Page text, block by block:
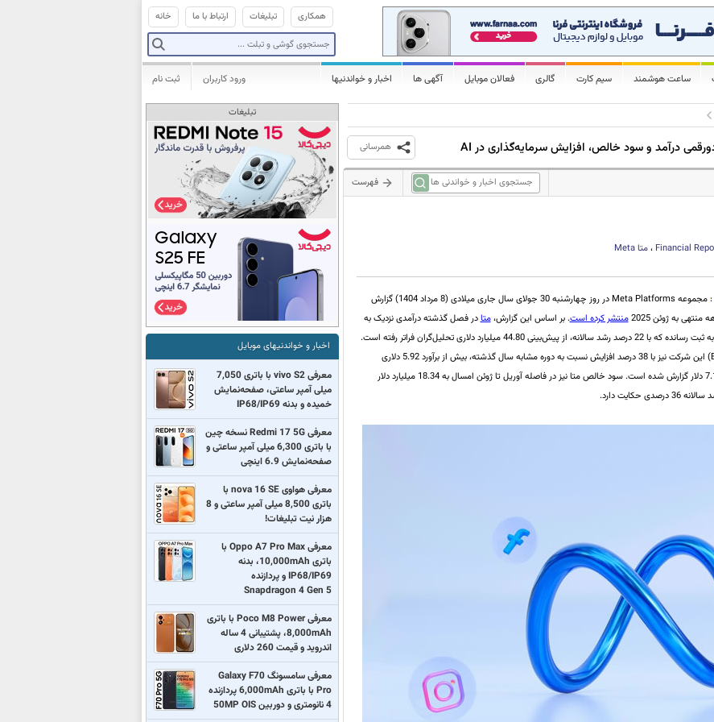
خانه ارتباط با ما تبلیغات همکاری
ساعت هوشمند سیم کارت گالری فعالان موبایل آگهی ها اخبار و خواندنیها ثبت نام ورود کاربران
همرسانی
فهرست
Financial ،متاMeta
: مجموعه Meta Platforms در روز چهارشنبه 30 جولای سال جاری میلادی (8 مرداد 1404) گزارش
به ژوئن 2025
منتشر کرده است. بر اساس این گزارش،متادر فصل گذشته درآمدی نزدیک به
47.52 میلیارد دلار را به ثبت رسانده که با 22 درصد رشد سالانه، از پیش‌بینی 44.80 میلیارد دلاری تحلیل‌گران فراتر رفته است.
عایدی هر سهم (EPS) این شرکت نیز با 38 درصد افزایش نسبت به دوره مشابه سال گذشته، بیش از برآورد 5.92 دلاری
کارشناسان بوده و 7.14 دلار گزارش شده است. سود خالص متا نیز در فاصله آوریل تا ژوئن امسال به 18.34 میلیارد دلار
حکایت دارد.
تبلیغات
اخبار و خواندنیهای موبایل
معرفی vivo S2 با باتری 7,050
میلی آمپر ساعتی، صفحه‌نمایش
خمیده و بدنه IP68/IP69
معرفی Redmi 17 5G نسخه چین
با باتری 6,300 میلی آمپر ساعتی و
صفحه‌نمایش 6.9 اینچی
معرفی هواوی nova 16 SE با
باتری 8,500 میلی آمپر ساعتی و 8
هزار نیت تبلیغات!
معرفی Oppo A7 Pro Max با
باتری 10,000mAh، بدنه
IP68/IP69 و پردازنده
Snapdragon 4 Gen 5
معرفی Poco M8 Power با باتری
8,000mAh، پشتیبانی 4 ساله
اندروید و قیمت 260 دلاری
معرفی سامسونگ Galaxy F70
Pro با باتری 6,000mAh پردازنده
4 نانومتری و دوربین 50MP OIS